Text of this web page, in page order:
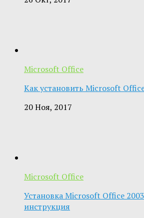
Microsoft Office
Как установить Microsoft
20 Ноя, 2017
Microsoft Office
Установка Microsoft Office
инструкция